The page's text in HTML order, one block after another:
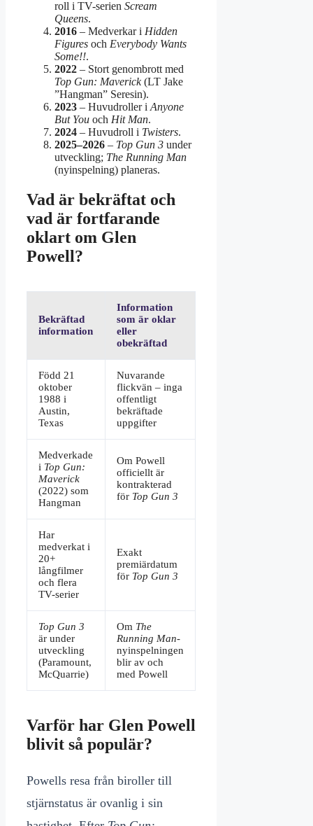
roll i TV-serien Scream
Queens.
2016 – Medverkar i Hidden
Figures och Everybody Wants
Some!!.
2022 – Stort genombrott med
Top Gun: Maverick(LT Jake
”Hangman” Seresin).
2023 – Huvudroller i Anyone
But You och Hit Man.
2024 – Huvudroll i Twisters.
2025–2026 – Top Gun 3 under
utveckling; The Running Man
(nyinspelning) planeras.
Vad är bekräftat och
vad är fortfarande
oklart om Glen
Powell?
Bekräftad
information
Information
som är oklar
eller
obekräftad
Född 21
oktober
1988 i
Austin,
Texas
Nuvarande
flickvän – inga
offentligt
bekräftade
uppgifter
Medverkade
i Top Gun:
Maverick
(2022) som
Hangman
Om Powell
officiellt är
kontrakterad
för Top Gun 3
Har
medverkat i
20+
långfilmer
och flera
TV-serier
Exakt
premiärdatum
för Top Gun 3
Top Gun 3
är under
utveckling
(Paramount,
McQuarrie)
Om The
Running Man-
nyinspelningen
blir av och
med Powell
Varför har Glen Powell
blivit så populär?
Powells resa från biroller till
stjärnstatus är ovanlig i sin